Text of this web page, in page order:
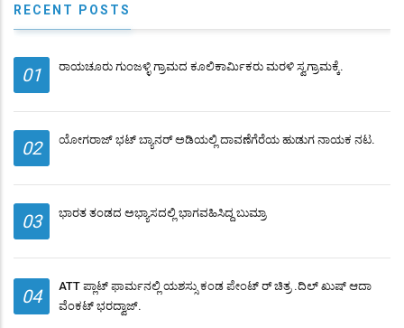
RECENT POSTS
01 ರಾಯಚೂರು ಗುಂಜಳ್ಳಿ ಗ್ರಾಮದ ಕೂಲಿಕಾರ್ಮಿಕರು ಮರಳಿ ಸ್ವಗ್ರಾಮಕ್ಕೆ.
02 ಯೋಗರಾಜ್ ಭಟ್ ಬ್ಯಾನರ್ ಅಡಿಯಲ್ಲಿ ದಾವಣೆಗೆರೆಯ ಹುಡುಗ ನಾಯಕ ನಟ.
03 ಭಾರತ ತಂಡದ ಅಭ್ಯಾಸದಲ್ಲಿ ಭಾಗವಹಿಸಿದ್ದ ಬುಮ್ರಾ
04
ATT ಪ್ಲಾಟ್ ಫಾರ್ಮನಲ್ಲಿ ಯಶಸ್ಸು ಕಂಡ ಪೇಂಟ್ ರ್ ಚಿತ್ರ .ದಿಲ್ ಖುಷ್ ಆದಾ
ವೆಂಕಟ್ ಭರದ್ವಾಜ್.